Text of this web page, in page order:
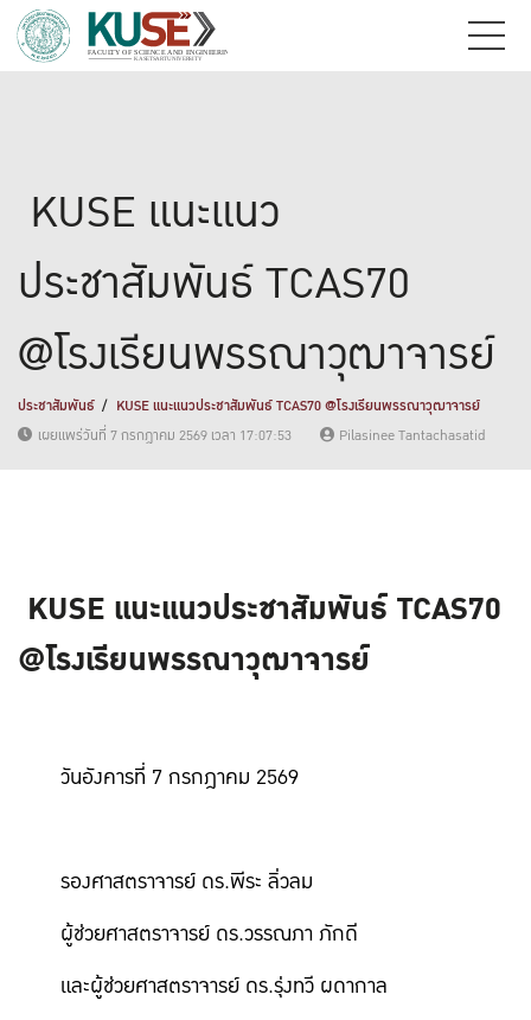
KUSE แนะแนว
ประชาสัมพันธ์ TCAS70
@โรงเรียนพรรณาวุฒาจารย์
ประชาสัมพันธ์
KUSE แนะแนวประชาสัมพันธ์ TCAS70 @โรงเรียนพรรณาวุฒาจารย์
เผยแพร่วันที่ 7 กรกฎาคม 2569 เวลา 17:07:53
Pilasinee Tantachasatid
KUSE แนะแนวประชาสัมพันธ์ TCAS70
@โรงเรียนพรรณาวุฒาจารย์
วันอังคารที่ 7 กรกฎาคม 2569
รองศาสตราจารย์ ดร.พีระ ลิ่วลม
ผู้ช่วยศาสตราจารย์ ดร.วรรณภา ภักดี
และผู้ช่วยศาสตราจารย์ ดร.รุ่งทวี ผดากาล